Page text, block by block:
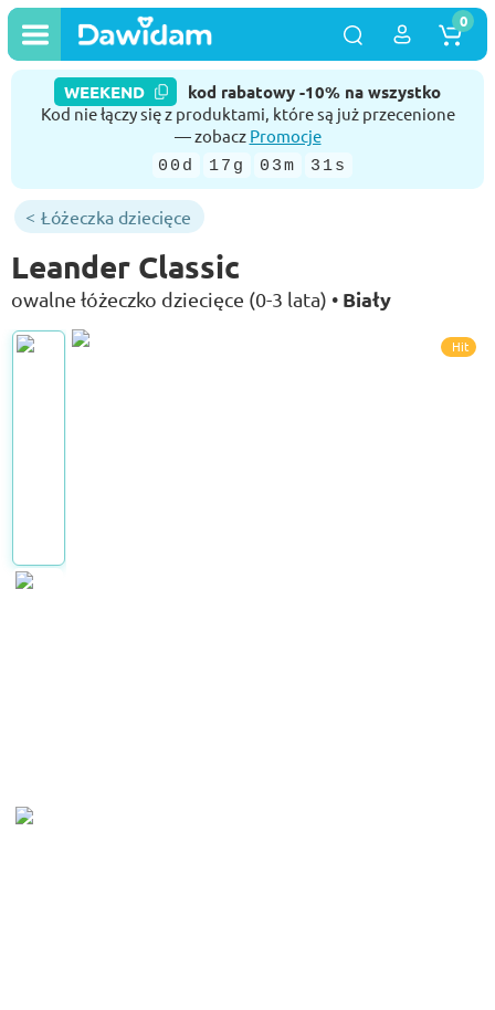
WEEKEND kod rabatowy -10% na wszystko
Kod nie łączy się z produktami, które są już przecenione
— zobacz Promocje
00d 17g 03m 31s
0
Łóżeczka dziecięce
Leander Classic
owalne łóżeczko dziecięce (0-3 lata) • Biały
Hit